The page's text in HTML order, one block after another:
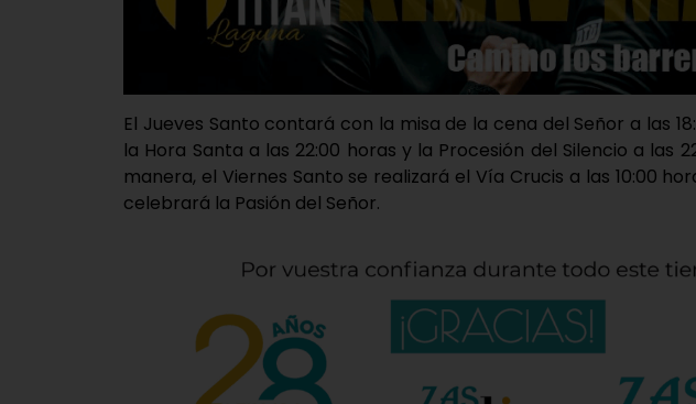
El Jueves Santo contará con la misa de la cena del Señor a las
la Hora Santa a las 22:00 horas y la Procesión del Silencio a las
manera, el Viernes Santo se realizará el Vía Crucis a las 10:00
celebrará la Pasión del Señor.